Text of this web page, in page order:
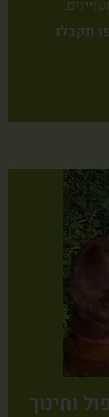
תקבלו
וחינוך